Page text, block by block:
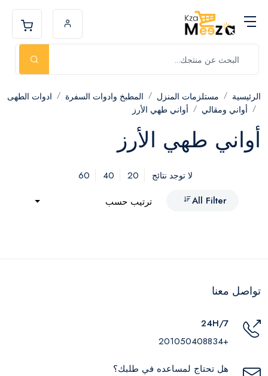
الرئيسية مستلزمات المنزل المطبخ وادوات السفرة
ادوات الطهى
أواني ومقالي
أواني طهي الأرز
أواني طهي الأرز
لا توجد نتائج 20
40
60
All Filter
ترتيب حسب
تواصل معنا
24H/7
+201050408834
هل تحتاج لمساعده في طلبك؟